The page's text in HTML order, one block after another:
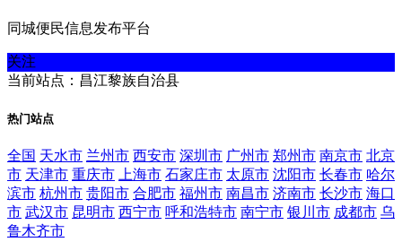
同城便民信息发布平台
关注
当前站点：昌江黎族自治县
热门站点
全国 天水市 兰州市 西安市 深圳市 广州市 郑州市 南京市 北京
市 天津市 重庆市 上海市 石家庄市 太原市 沈阳市 长春市 哈尔
滨市 杭州市 贵阳市 合肥市 福州市 南昌市 济南市 长沙市 海口
市 武汉市 昆明市 西宁市 呼和浩特市 南宁市 银川市 成都市 乌
鲁木齐市